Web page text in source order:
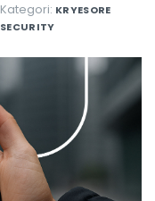
Kategori: KRYESORE
SECURITY